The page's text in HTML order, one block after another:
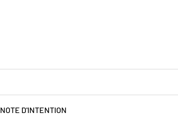
NOTE D'INTENTION